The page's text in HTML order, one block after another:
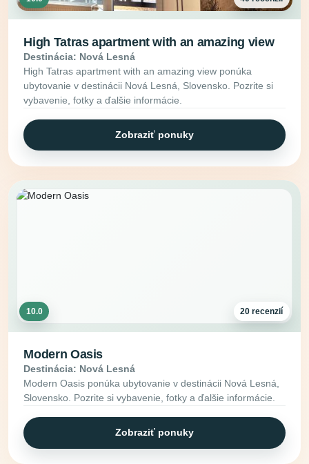
High Tatras apartment with an amazing view
Destinácia: Nová Lesná
High Tatras apartment with an amazing view ponúka
ubytovanie v destinácii Nová Lesná, Slovensko. Pozrite si
vybavenie, fotky a ďalšie informácie.
Zobraziť ponuky
10.0 20 recenzií
Modern Oasis
Destinácia: Nová Lesná
Modern Oasis ponúka ubytovanie v destinácii Nová Lesná,
Slovensko. Pozrite si vybavenie, fotky a ďalšie informácie.
Zobraziť ponuky